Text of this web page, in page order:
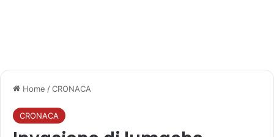
Home /CRONACA
CRONACA